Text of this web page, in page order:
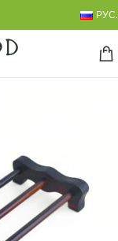
РУС.